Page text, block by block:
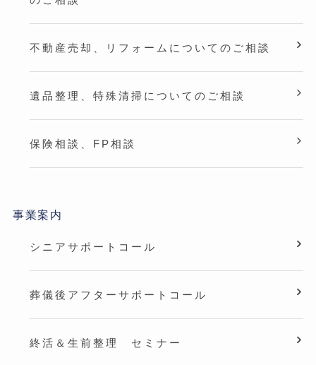
不動産売却、リフォームについてのご相談
遺品整理、特殊清掃についてのご相談
保険相談、FP相談
事業案内
シニアサポートコール
葬儀後アフターサポートコール
終活＆生前整理 セミナー